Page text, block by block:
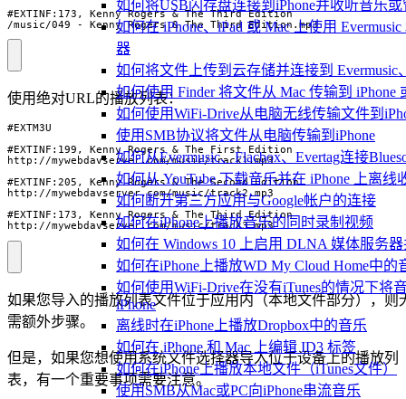
如何将USB闪存盘连接到iPhone并收听音乐
如何在 iPhone、iPad 或 Mac 上使用
器
如何将文件上传到云存储并连接到 Evermusic
如何使用 Finder 将文件从 Mac 传输到 iPhone
如何使用WiFi-Drive从电脑无线传输文件到
使用SMB协议将文件从电脑传输到iPhone
如何从Evermusic、Flacbox、Evertag连接
如何从 YouTube 下载音乐并在 iPhone 上离线
如何断开第三方应用与Google帐户的连接
如何在iPhone上播放音乐的同时录制视频
如何在 Windows 10 上启用 DLNA 媒体服务
如何在iPhone上播放WD My Cloud Home中的
如何使用WiFi-Drive在没有iTunes的情况下将
iPhone
离线时在iPhone上播放Dropbox中的音乐
如何在 iPhone 和 Mac 上编辑 ID3 标签
如何在iPhone上播放本地文件（iTunes文件）
使用SMB从Mac或PC向iPhone串流音乐
/music/049 - Kenny Rogers & The Third Edition.mp3
使用绝对URL的播放列表：
http://mywebdavserver.com/music/track3.mp3
如果您导入的播放列表文件位于应用内（本地文件部分），则
需额外步骤。
但是，如果您想使用系统文件选择器导入位于设备上的播放列
表，有一个重要事项需要注意。